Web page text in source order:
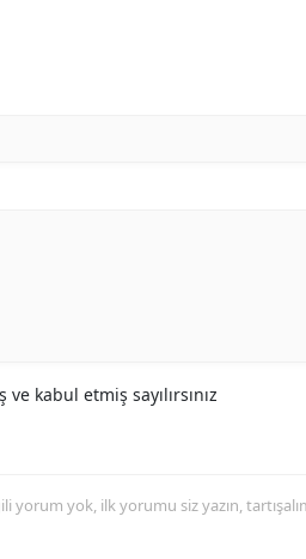
ve kabul etmiş sayılırsınız
yorum yok, ilk yorumu siz yazın,